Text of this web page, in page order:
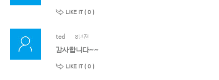
LIKE IT ( 0 )
ted 8년전
감사합니다~~
LIKE IT ( 0 )